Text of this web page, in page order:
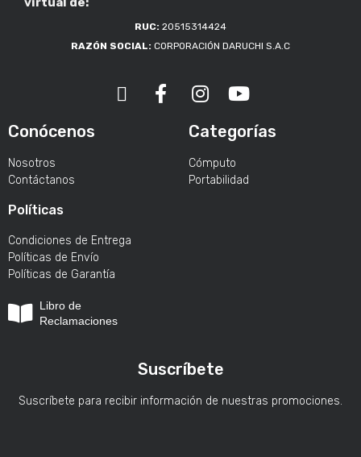
RUC: 20515314424
RAZÓN SOCIAL: CORPORACIÓN DARUCHI S.A.C
Conócenos
Nosotros
Contáctanos
Políticas
Condiciones de Entrega
Políticas de Envío
Políticas de Garantía
Libro de
Reclamaciones
Categorías
Cómputo
Portabilidad
Suscríbete
Suscríbete para recibir información de nuestras promociones.